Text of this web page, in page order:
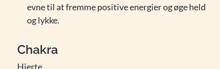
evne til at fremme positive energier og øge held
og lykke.
Chakra
Hjerte